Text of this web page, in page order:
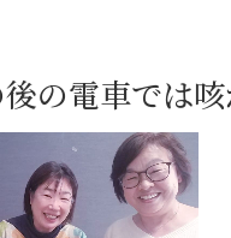
の電車では